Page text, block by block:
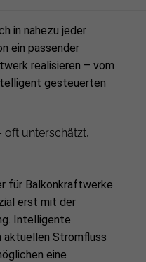
in nahezu jeder
ein passender
realisieren – vom
gesteuerten
oft unterschätzt,
für Balkonkraftwerke
erst mit der
Intelligente
Stromfluss
eine